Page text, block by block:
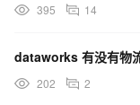
395 14
dataworks 有没有物
202 2